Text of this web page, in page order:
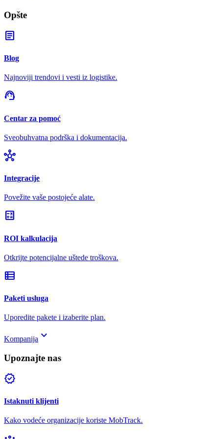
Opšte
article
Blog
Najnoviji trendovi i vesti iz logistike.
support_agent
Centar za pomoć
Sveobuhvatna podrška i dokumentacija.
hub
Integracije
Povežite vaše postojeće alate.
calculate
ROI kalkulacija
Otkrijte potencijalne uštede troškova.
view_list
Paketi usluga
Uporedite pakete i izaberite plan.
Kompanija keyboard_arrow_down
Upoznajte nas
verified
Istaknuti klijenti
Kako vodeće organizacije koriste MobTrack.